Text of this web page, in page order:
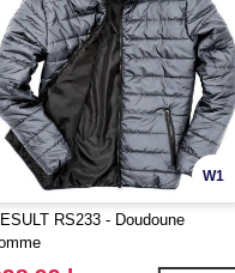
W1
RS233 - Doudoune